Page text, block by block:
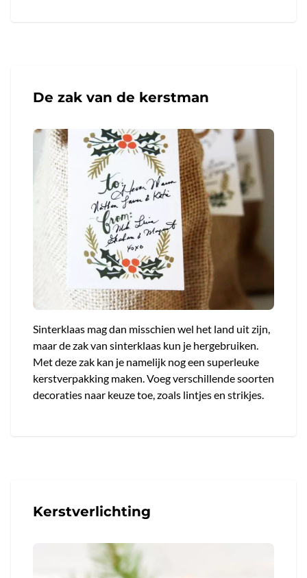
De zak van de kerstman
Sinterklaas mag dan misschien wel het land uit zijn,
maar de zak van sinterklaas kun je hergebruiken.
Met deze zak kan je namelijk nog een superleuke
kerstverpakking maken. Voeg verschillende soorten
decoraties naar keuze toe, zoals lintjes en strikjes.
Kerstverlichting